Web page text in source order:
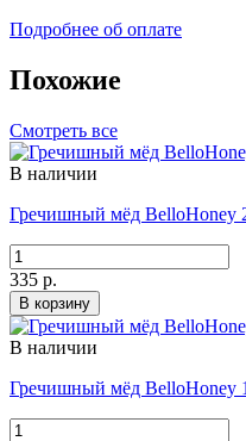
Подробнее об оплате
Похожие
Смотреть все
В наличии
Гречишный мёд BelloHoney
335 р.
В корзину
В наличии
Гречишный мёд BelloHoney